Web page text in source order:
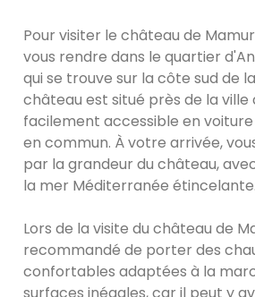
Pour visiter le château de
vous rendre dans le quartier
qui se trouve sur la côte sud de
château est situé près de la
facilement accessible en
en commun. À votre arrivée,
par la grandeur du château,
la mer Méditerranée étincelante.
Lors de la visite du château de
recommandé de porter des
confortables adaptées à la
surfaces inégales, car il peut y